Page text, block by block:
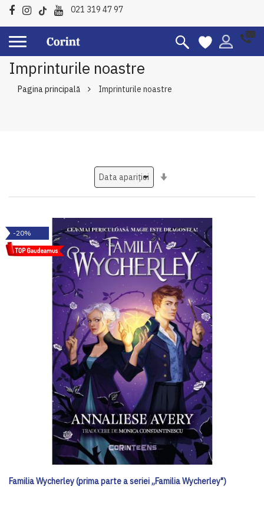
021 319 47 97
Imprinturile noastre
Pagina principală Imprinturile noastre
-20%
Familia Wycherley (prima parte a seriei „Familia Wycherley")